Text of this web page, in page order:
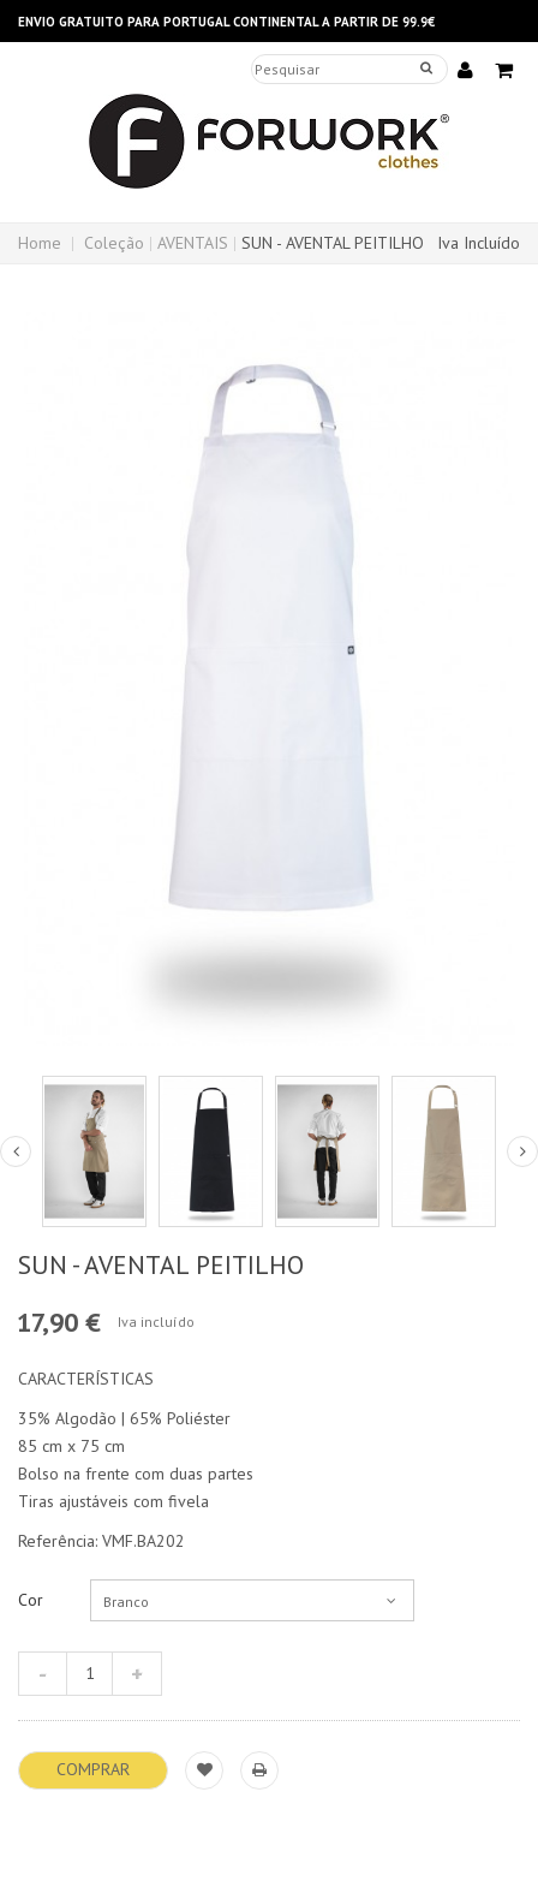
ENVIO GRATUITO PARA PORTUGAL CONTINENTAL A PARTIR DE 99.9€
Home Coleção AVENTAIS SUN - AVENTAL PEITILHO Iva Incluído
SUN - AVENTAL PEITILHO
17,90 €
Iva incluído
CARACTERÍSTICAS
35% Algodão | 65% Poliéster
85 cm x 75 cm
Bolso na frente com duas partes
Tiras ajustáveis com fivela
Referência: VMF.BA202
Cor Branco
COMPRAR